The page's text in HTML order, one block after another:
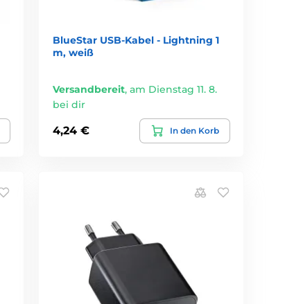
BlueStar USB-Kabel - Lightning 1
m, weiß
Versandbereit,am Dienstag 11. 8.
bei dir
4,24 € In den Korb